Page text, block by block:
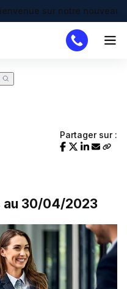
sur notre nouveau site !
Partager sur :
au 30/04/2023